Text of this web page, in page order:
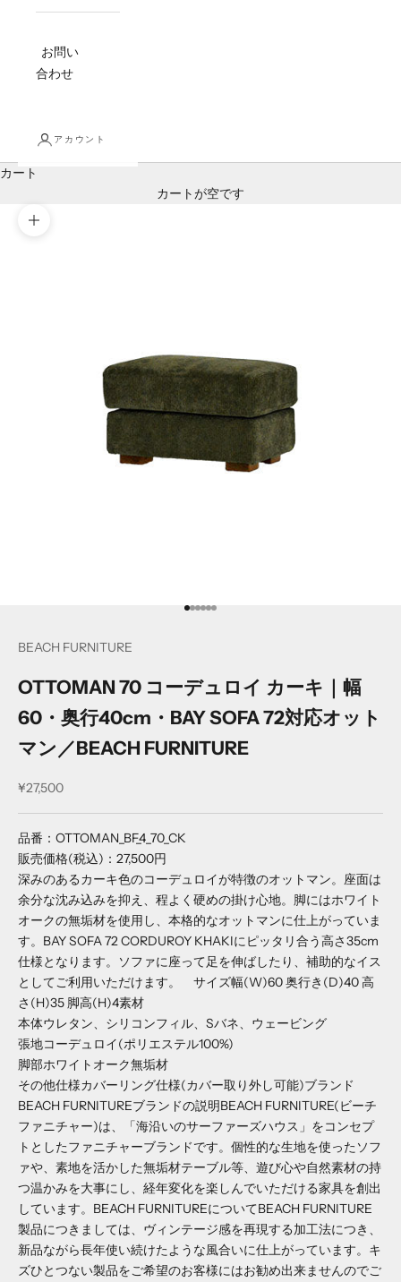
お問い
合わせ
アカウント
カート
カートが空です
ズームイン
項目に移動する
項目に移動する
項目に移動する
項目に移動する
項目に移動する
項目に移動する
BEACH FURNITURE
OTTOMAN 70 コーデュロイ カーキ｜幅
60・奥行40cm・BAY SOFA 72対応オット
マン／BEACH FURNITURE
セール価格
¥27,500
品番：OTTOMAN_BF_4_70_CK
販売価格(税込)：27,500円
深みのあるカーキ色のコーデュロイが特徴のオットマン。座面は
余分な沈み込みを抑え、程よく硬めの掛け心地。脚にはホワイト
オークの無垢材を使用し、本格的なオットマンに仕上がっていま
す。BAY SOFA 72 CORDUROY KHAKIにピッタリ合う高さ35cm
仕様となります。ソファに座って足を伸ばしたり、補助的なイス
としてご利用いただけます。 サイズ幅(W)60奥行き(D)40高
さ(H)35 脚高(H)4素材
本体ウレタン、シリコンフィル、Sバネ、ウェービング
張地コーデュロイ(ポリエステル100%)
脚部ホワイトオーク無垢材
その他仕様カバーリング仕様(カバー取り外し可能)ブランド
BEACH FURNITUREブランドの説明BEACH FURNITURE(ビーチ
ファニチャー)は、「海沿いのサーファーズハウス」をコンセプ
トとしたファニチャーブランドです。個性的な生地を使ったソフ
ァや、素地を活かした無垢材テーブル等、遊び心や自然素材の持
つ温かみを大事にし、経年変化を楽しんでいただける家具を創出
しています。BEACH FURNITUREについてBEACH FURNITURE
製品につきましては、ヴィンテージ感を再現する加工法につき、
新品ながら長年使い続けたような風合いに仕上がっています。キ
ズひとつない製品をご希望のお客様にはお勧め出来ませんのでご